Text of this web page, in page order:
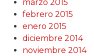
marzo 2015
febrero 2015
enero 2015
diciembre 2014
noviembre 2014